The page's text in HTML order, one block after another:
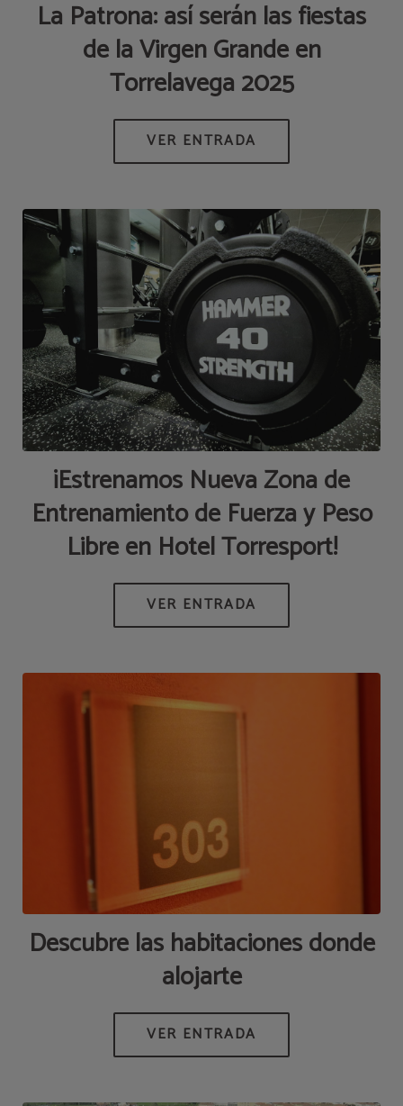
La Patrona: así serán las fiestas
de la Virgen Grande en
Torrelavega 2025
¡Estrenamos Nueva Zona de
Entrenamiento de Fuerza y Peso
Libre en Hotel Torresport!
Descubre las habitaciones donde
alojarte